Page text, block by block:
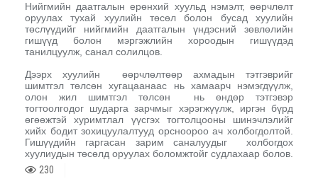
Нийгмийн даатгалын ерөнхий хуульд нэмэлт, өөрчлөлт
оруулах тухай хуулийн төсөл болон бусад хуулийн
төслүүдийг нийгмийн даатгалын үндэсний зөвлөлийн
гишүүд болон мэргэжлийн хороодын гишүүдэд
танилцуулж, санал солилцов.
Дээрх хуулийн өөрчлөлтөөр ахмадын тэтгэврийг
шимтгэл төлсөн хугацаанаас нь хамаарч нэмэгдүүлж,
олон жил шимтгэл төлсөн нь өндөр тэтгэвэр
тогтоолгодог шударга зарчмыг хэрэгжүүлж, иргэн бүрд
өгөөжтэй хуримтлал үүсгэх тогтолцооны шинэчлэлийг
хийх бодит зохицуулалтууд орсноороо ач холбогдолтой.
Гишүүдийн гаргасан зарим саналуудыг холбогдох
хуулиудын төсөлд оруулах боломжтойг судлахаар болов.
230